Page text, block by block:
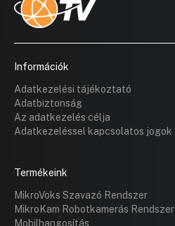
Információk
Adatkezelési tájékoztató
Adatbiztonság
Az adatkezelés célja
Adatkezeléssel kapcsolatos jogok
Termékeink
MikroVoks Szavazó Rendszer
MikroKam Robotkamerás Rendszer
Mobilhangosítás